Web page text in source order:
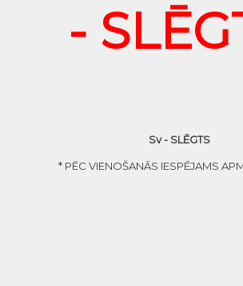
-
Sv - SLĒGTS
* PĒC VIENOŠANĀS IESPĒJAMS